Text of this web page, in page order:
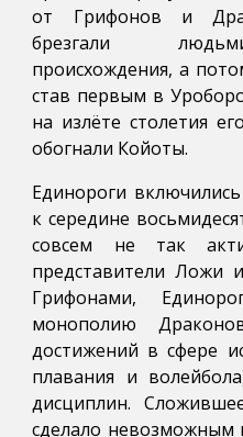
от Грифонов и
брезгали
происхождения, а
став первым в
на излёте столетия
обогнали Койоты.
Единороги
к середине
совсем не так
представители Ложи
Грифонами,
монополию
достижений в сфере
плавания и
дисциплин.
сделало невозможным